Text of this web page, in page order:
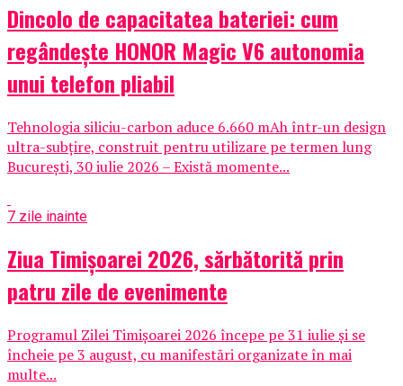
Dincolo de capacitatea bateriei: cum
regândește HONOR Magic V6 autonomia
unui telefon pliabil
Tehnologia siliciu-carbon aduce 6.660 mAh într-un design
ultra-subțire, construit pentru utilizare pe termen lung
București, 30 iulie 2026 – Există momente...
7 zile inainte
Ziua Timișoarei 2026, sărbătorită prin
patru zile de evenimente
Programul Zilei Timișoarei 2026 începe pe 31 iulie și se
încheie pe 3 august, cu manifestări organizate în mai
multe...